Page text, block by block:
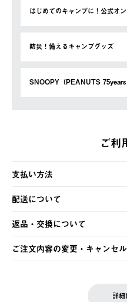
はじめてのキャンプに！公式オ
防災！備えるキャンプグッズ
SNOOPY（PEANUTS
ご利
支払い方法
以下のいずれかの方法でお支払
・クレジットカード決済
・コンビニ決済
・Pay-easy決済
配送について
【発送スケジュール】
ご注文・ご入金完了より2営業
土日祝の発送はございません
の発送となる場合がございます
返品・交換について
※お客様都合の場合
お客様都合の返品にかかる送
ご注文内容の変更・キャンセ
LOGOS FAMILY会員の方は詳細